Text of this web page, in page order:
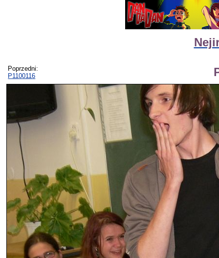
Poprzedni:
P1100116